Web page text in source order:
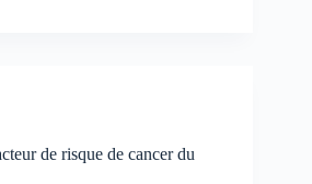
de risque de cancer du